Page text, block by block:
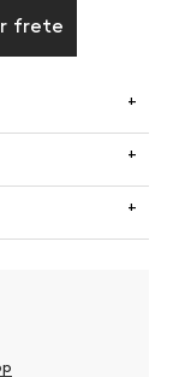
frete
+
+
+